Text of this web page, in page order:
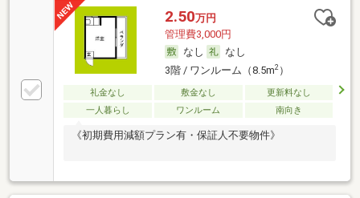
2.50万円
管理費3,000円
なし
なし
3階 / ワンルーム（8.5m2）
礼金なし 敷金なし
更新料なし
一人暮らし
ワンルーム 南向き
《初期費用減額プラン有・保証人不要物件》